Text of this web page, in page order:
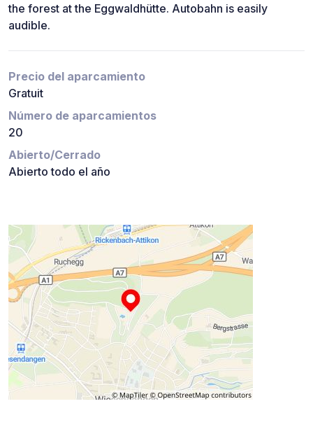
the forest at the Eggwaldhütte. Autobahn is easily
audible.
Precio del aparcamiento
Gratuit
Número de aparcamientos
20
Abierto/Cerrado
Abierto todo el año